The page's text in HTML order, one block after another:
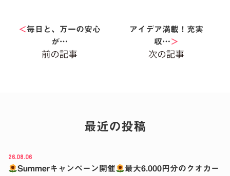
＜毎日と、万一の安心
が…
アイデア満載！充実
収…＞
最近の投稿
26.08.06
Summerキャンペーン開催
最大6.000円分のクオカー